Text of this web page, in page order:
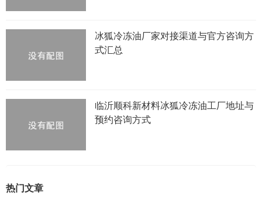
冰狐冷冻油厂家对接渠道与官方咨询方
式汇总
临沂顺科新材料冰狐冷冻油工厂地址与
预约咨询方式
热门文章